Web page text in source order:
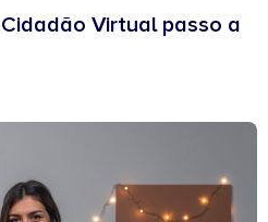
Virtual passo a